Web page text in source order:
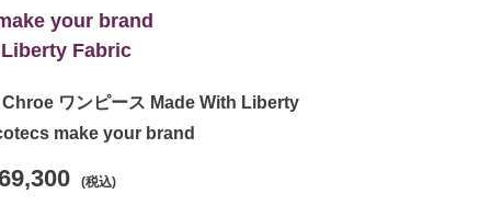
your brand
Fabric
Chroe ワンピース Made With Liberty
make your brand
(税込)